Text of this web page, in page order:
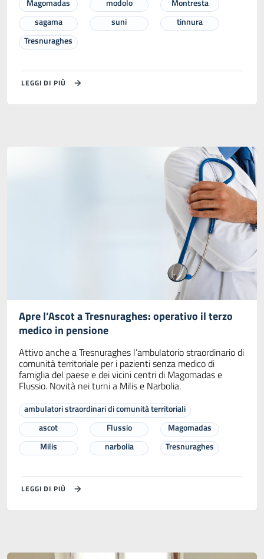
Magomadas
modolo
Montresta
sagama
suni
tinnura
Tresnuraghes
LEGGI DI PIÙ
Apre l’Ascot a Tresnuraghes: operativo il terzo
medico in pensione
Attivo anche a Tresnuraghes l’ambulatorio straordinario di
comunità territoriale per i pazienti senza medico di
famiglia del paese e dei vicini centri di Magomadas e
Flussio. Novità nei turni a Milis e Narbolia.
ambulatori straordinari di comunità territoriali
ascot
Flussio
Magomadas
Milis
narbolia Tresnuraghes
LEGGI DI PIÙ